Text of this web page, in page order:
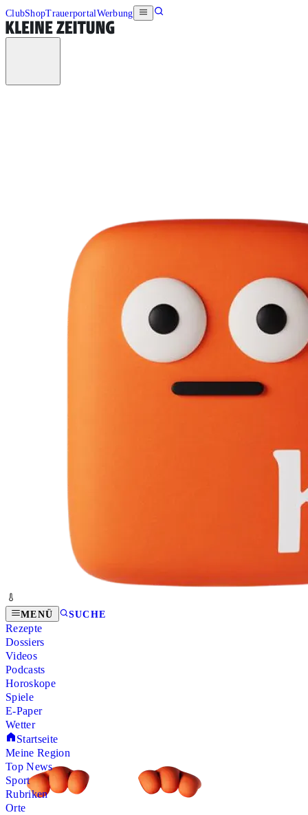
ClubShopTrauerportalWerbung
MENÜ SUCHE
Rezepte
Dossiers
Videos
Podcasts
Horoskope
Spiele
E-Paper
Wetter
Startseite
Meine Region
Top News
Sport
Rubriken
Orte